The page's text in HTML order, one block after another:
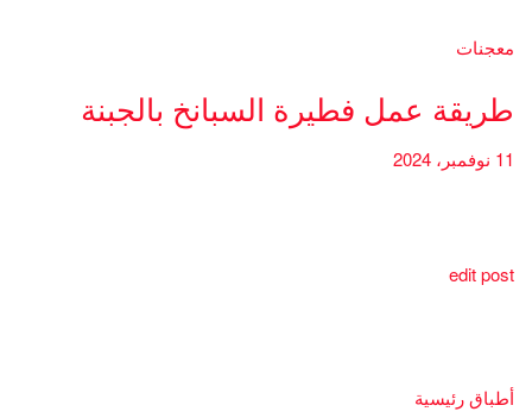
معجنات
طريقة عمل فطيرة السبانخ بالجبنة
11 نوفمبر، 2024
edit post
أطباق رئيسية